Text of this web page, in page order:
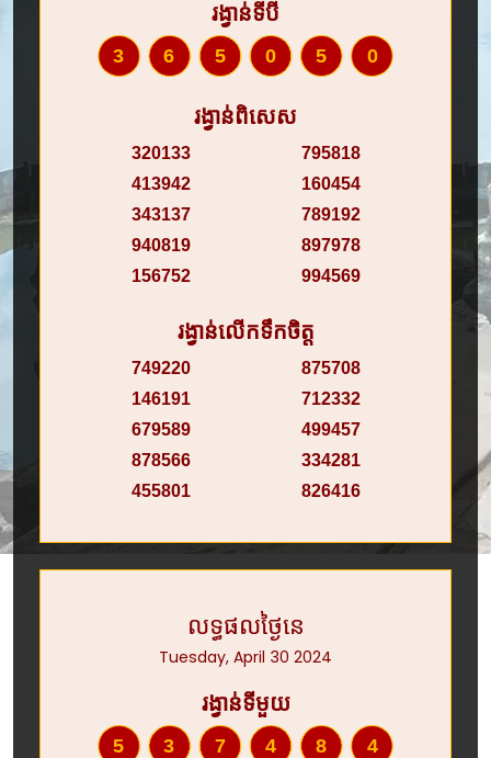
រង្វាន់ទីបី
365050
រង្វាន់ពិសេស
320133
413942
343137
940819
156752
795818
160454
789192
897978
994569
រង្វាន់លើកទឹកចិត្ត
749220
146191
679589
878566
455801
875708
712332
499457
334281
826416
លទ្ធផលថ្ងៃនេ
Tuesday, April 30 2024
រង្វាន់ទីមួយ
537484